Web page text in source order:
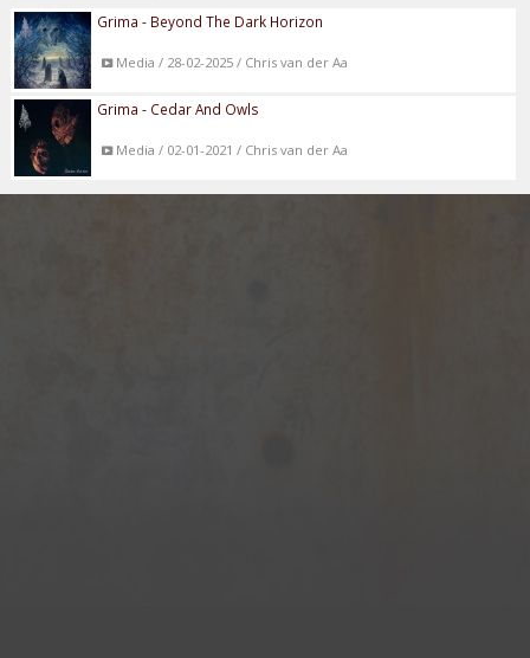
Grima - Beyond The Dark Horizon
Media / 28-02-2025 / Chris van der Aa
Grima - Cedar And Owls
Media / 02-01-2021 / Chris van der Aa